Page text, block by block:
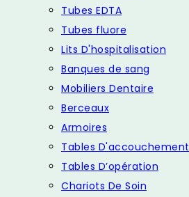
Tubes EDTA
Tubes fluore
Lits D'hospitalisation
Banques de sang
Mobiliers Dentaire
Berceaux
Armoires
Tables D'accouchement
Tables D’opération
Chariots De Soin